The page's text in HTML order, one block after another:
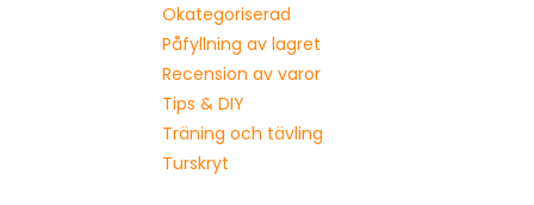
Okategoriserad
Påfyllning av lagret
Recension av varor
Tips & DIY
Träning och tävling
Turskryt